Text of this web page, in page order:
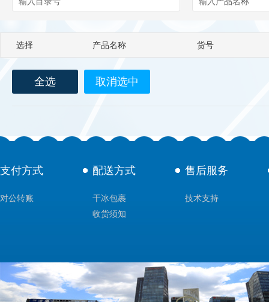
Biotez Berlin Diametra
Berry & Associates
Abbexa AbD Serotec
选择 产品名称 货号
全选 取消选中
支付方式
对公转账
配送方式
干冰包裹
收货须知
售后服务
技术支持